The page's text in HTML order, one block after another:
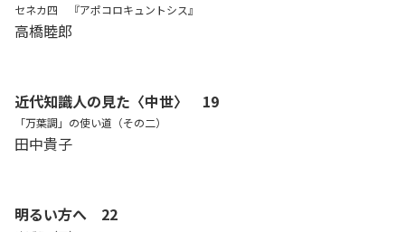
セネカ四 『アポコロキュントシス』
高橋睦郎
近代知識人の見た〈中世〉 19
「万葉調」の使い道（その二）
田中貴子
明るい方へ 22